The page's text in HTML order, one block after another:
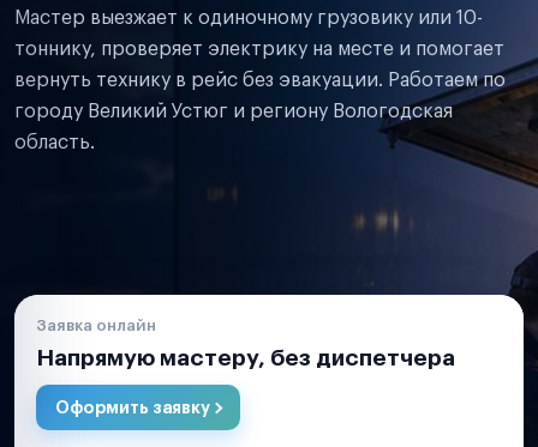
Мастер выезжает к одиночному грузовику или 10-
тоннику, проверяет электрику на месте и помогает
вернуть технику в рейс без эвакуации. Работаем по
городу Великий Устюг и региону Вологодская
область.
Заявка онлайн
Напрямую мастеру, без диспетчера
Оформить заявку